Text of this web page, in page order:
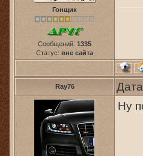
Гонщик
Сообщений: 1335
Статус: вне сайта
Ray76
Ну